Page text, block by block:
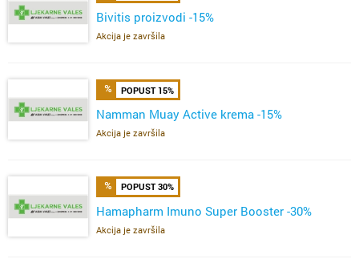
Bivitis proizvodi -15%
Akcija je završila
POPUST 15%
Namman Muay Active krema -15%
Akcija je završila
POPUST 30%
Hamapharm Imuno Super Booster -30%
Akcija je završila